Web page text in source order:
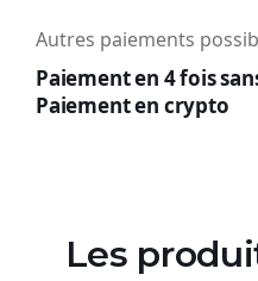
Autres paiements
Paiement en 4 fois
Paiement en crypto
Les